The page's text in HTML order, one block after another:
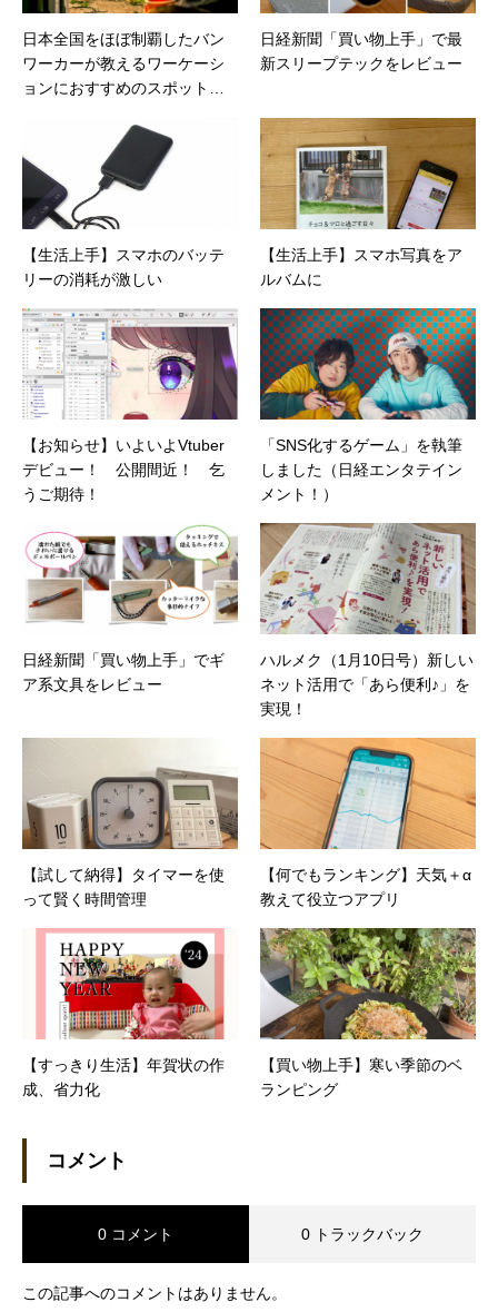
日本全国をほぼ制覇したバン
ワーカーが教えるワーケーシ
ョンにおすすめのスポット５
日経新聞「買い物上手」で最
新スリープテックをレビュー
【生活上手】スマホのバッテ
リーの消耗が激しい
【生活上手】スマホ写真をア
ルバムに
【お知らせ】いよいよVtuber
デビュー！ 公開間近！ 乞
うご期待！
「SNS化するゲーム」を執筆
しました（日経エンタテイン
メント！）
日経新聞「買い物上手」でギ
ア系文具をレビュー
ハルメク（1月10日号）新しい
ネット活用で「あら便利♪」を
実現！
【試して納得】タイマーを使
って賢く時間管理
【何でもランキング】天気＋α
教えて役立つアプリ
【すっきり生活】年賀状の作
成、省力化
【買い物上手】寒い季節のベ
ランピング
コメント
0 コメント 0 トラックバック
この記事へのコメントはありません。